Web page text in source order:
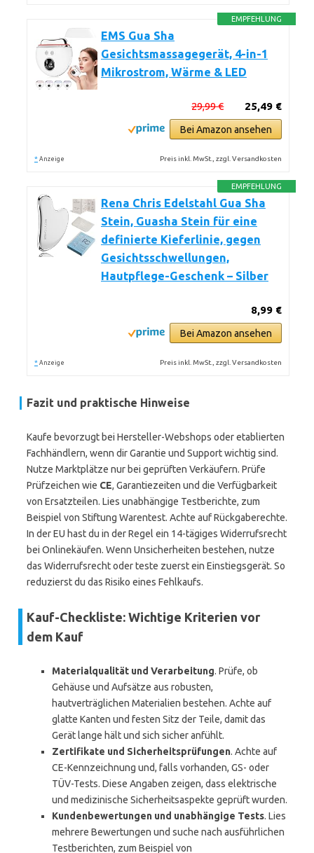
EMPFEHLUNG
EMS Gua Sha
Gesichtsmassagegerät, 4-in-1
Mikrostrom, Wärme & LED
25,49 €
29,99 €
Bei Amazon ansehen
* Anzeige Preis inkl. MwSt., zzgl. Versandkosten
EMPFEHLUNG
Rena Chris Edelstahl Gua Sha
Stein, Guasha Stein für eine
definierte Kieferlinie, gegen
Gesichtsschwellungen,
Hautpflege-Geschenk – Silber
8,99 €
Bei Amazon ansehen
* Anzeige Preis inkl. MwSt., zzgl. Versandkosten
Fazit und praktische Hinweise
Kaufe bevorzugt bei Hersteller-Webshops oder etablierten
Fachhändlern, wenn dir Garantie und Support wichtig sind.
Nutze Marktplätze nur bei geprüften Verkäufern. Prüfe
Prüfzeichen wie CE, Garantiezeiten und die Verfügbarkeit
von Ersatzteilen. Lies unabhängige Testberichte, zum
Beispiel von Stiftung Warentest. Achte auf Rückgaberechte.
In der EU hast du in der Regel ein 14-tägiges Widerrufsrecht
bei Onlinekäufen. Wenn Unsicherheiten bestehen, nutze
das Widerrufsrecht oder teste zuerst ein Einstiegsgerät. So
reduzierst du das Risiko eines Fehlkaufs.
Kauf-Checkliste: Wichtige Kriterien vor
dem Kauf
Materialqualität und Verarbeitung. Prüfe, ob
Gehäuse und Aufsätze aus robusten,
hautverträglichen Materialien bestehen. Achte auf
glatte Kanten und festen Sitz der Teile, damit das
Gerät lange hält und sich sicher anfühlt.
Zertifikate und Sicherheitsprüfungen. Achte auf
CE-Kennzeichnung und, falls vorhanden, GS- oder
TÜV-Tests. Diese Angaben zeigen, dass elektrische
und medizinische Sicherheitsaspekte geprüft wurden.
Kundenbewertungen und unabhängige Tests. Lies
mehrere Bewertungen und suche nach ausführlichen
Testberichten, zum Beispiel von